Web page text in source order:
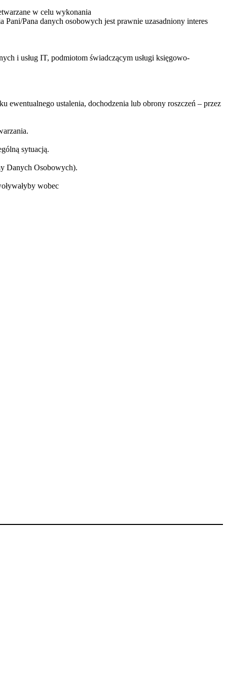
w celu wykonania
Pana danych osobowych jest prawnie uzasadniony interes
i usług IT, podmiotom świadczącym usługi księgowo-
ewentualnego ustalenia, dochodzenia lub obrony roszczeń – przez
sytuacją.
Danych Osobowych).
wobec